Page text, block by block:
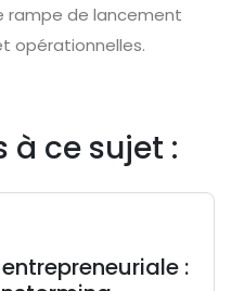
rampe de lancement
opérationnelles.
à ce sujet :
: